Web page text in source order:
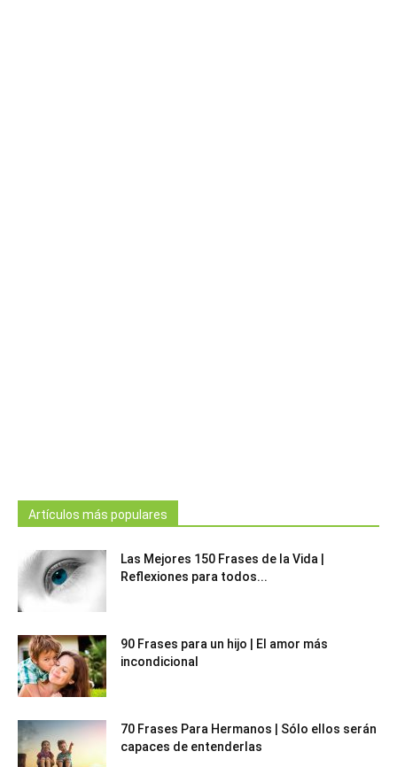
Artículos más populares
Las Mejores 150 Frases de la Vida |
Reflexiones para todos...
90 Frases para un hijo | El amor más
incondicional
70 Frases Para Hermanos | Sólo ellos serán
capaces de entenderlas